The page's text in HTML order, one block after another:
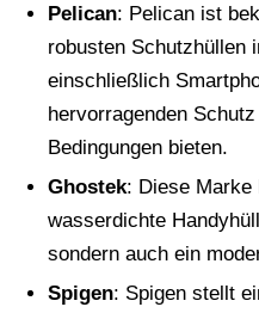
Pelican: Pelican ist
robusten Schutzhüllen
einschließlich
hervorragenden
Bedingungen bieten.
Ghostek: Diese
wasserdichte
sondern auch ein
Spigen: Spigen stellt